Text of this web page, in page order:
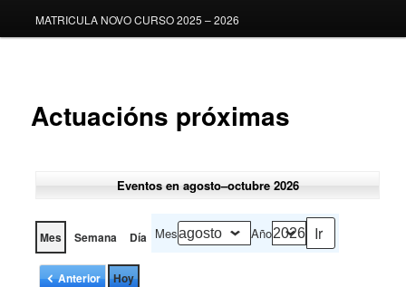
MATRICULA NOVO CURSO 2025 – 2026
Actuacións próximas
Eventos en agosto–octubre 2026
Mes Semana Día Mes Año
Anterior Hoy